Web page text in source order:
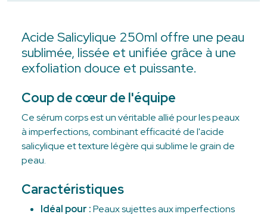
Acide Salicylique 250ml offre une peau
sublimée, lissée et unifiée grâce à une
exfoliation douce et puissante.
Coup de cœur de l'équipe
Ce sérum corps est un véritable allié pour les peaux
à imperfections, combinant efficacité de l'acide
salicylique et texture légère qui sublime le grain de
peau.
Caractéristiques
Idéal pour :Peaux sujettes aux imperfections